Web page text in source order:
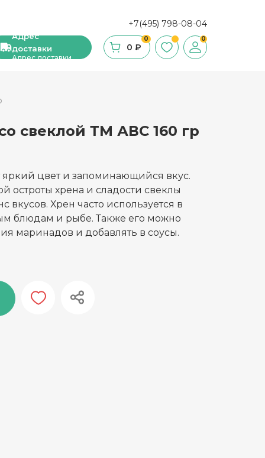
+7(495) 798-08-04
Адрес
доставки
Адрес доставки
0
0 ₽
0
свеклой ТМ АВС 160 гр
яркий цвет и запоминающийся вкус.
остроты хрена и сладости свеклы
вкусов. Хрен часто используется в
блюдам и рыбе. Также его можно
маринадов и добавлять в соусы.
сухие завтраки, мюсли
и ингредиенты для выпечки
масло
и уксус